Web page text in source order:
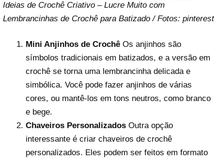
Ideias de Crochê Criativo – Lucre Muito com
Lembrancinhas de Crochê para Batizado / Fotos: pinterest
Mini Anjinhos de CrochêOs anjinhos são
símbolos tradicionais em batizados, e a versão em
crochê se torna uma lembrancinha delicada e
simbólica. Você pode fazer anjinhos de várias
cores, ou mantê-los em tons neutros, como branco
e bege.
Chaveiros PersonalizadosOutra opção
interessante é criar chaveiros de crochê
personalizados. Eles podem ser feitos em formato